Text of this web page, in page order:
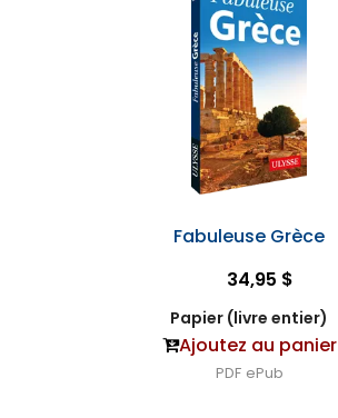
Fabuleuse Grèce
34,95 $
Papier (livre entier)
Ajoutez au panier
PDF ePub